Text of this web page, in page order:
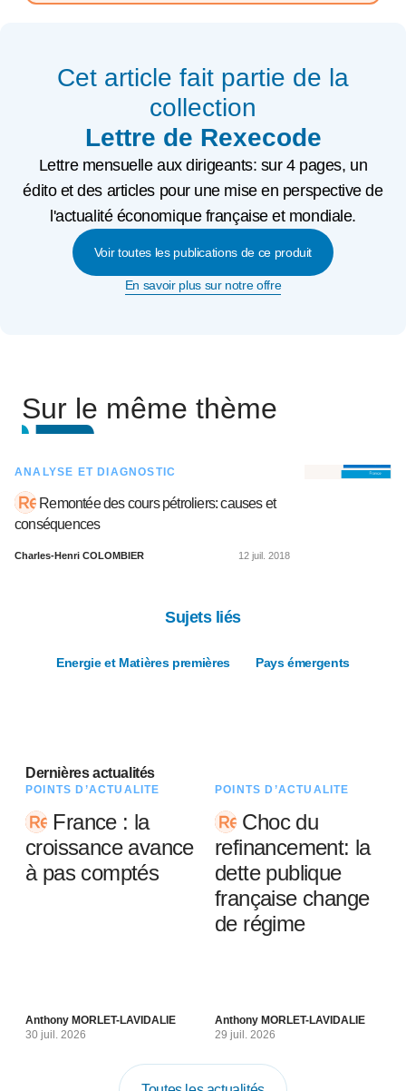
Cet article fait partie de la
collection
Lettre de Rexecode
Lettre mensuelle aux dirigeants: sur 4 pages, un
édito et des articles pour une mise en perspective de
l'actualité économique française et mondiale.
Voir toutes les publications de ce produit
En savoir plus sur notre offre
Sur le même thème
ANALYSE ET DIAGNOSTIC
Remontée des cours pétroliers: causes et
conséquences
Charles-Henri COLOMBIER 12 juil. 2018
Sujets liés
Energie et Matières premières Pays émergents
Dernières actualités
POINTS D’ACTUALITÉ
France : la
croissance avance
à pas comptés
Anthony MORLET-LAVIDALIE
30 juil. 2026
POINTS D’ACTUALITÉ
Choc du
refinancement: la
dette publique
française change
de régime
Anthony MORLET-LAVIDALIE
29 juil. 2026